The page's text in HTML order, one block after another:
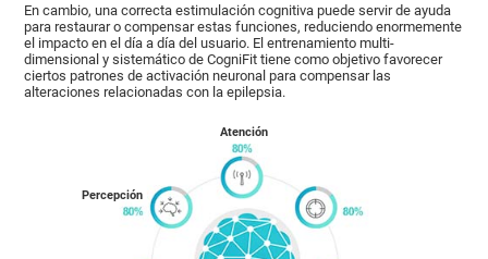
En cambio, una correcta estimulación cognitiva puede servir de ayuda
para restaurar o compensar estas funciones, reduciendo enormemente
el impacto en el día a día del usuario. El entrenamiento multi-
dimensional y sistemático de CogniFit tiene como objetivo favorecer
ciertos patrones de activación neuronal para compensar las
alteraciones relacionadas con la epilepsia.
Percepción
Atención